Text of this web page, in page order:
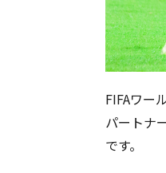
FIFAワー
パートナ
です。